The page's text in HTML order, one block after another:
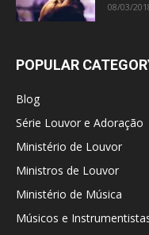
08/03/
POPULAR
Blog
Série Louvor e Adoração
Ministério de Louvor
Ministros de Louvor
Ministério de Música
Músicos e